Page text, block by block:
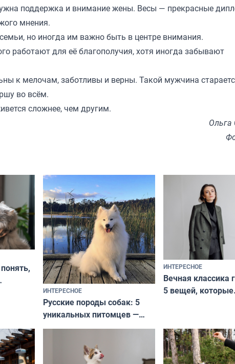
поддержка и внимание жены. Весы — прекрасные
мнения.
но иногда им важно быть в центре внимания.
работают для её благополучия, хотя иногда забывают
к мелочам, заботливы и верны. Такой мужчина
во всём.
сложнее, чем другим.
Ольга
ИНТЕРЕСНОЕ
Русские породы собак: 5
уникальных питомцев —
национальные сокровища
и характером
ИНТЕРЕСНОЕ
Вечная классика
5 вещей, которые
и актуально в